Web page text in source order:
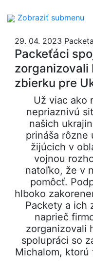
Zobraziť submenu
29. 04. 2023
Packeťáci
zorganizovali
zbierku pre
Už viac ako
nepriaznivú
našich
prináša rôzne
žijúcich v
vojnou
natoľko, že v
pomôcť.
hlboko
Packety a ich
naprieč
zorganizovali
spolupráci so
Michalom, ktorú